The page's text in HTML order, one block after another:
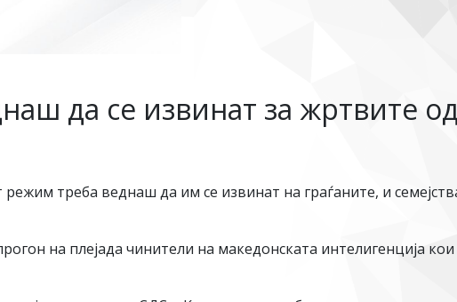
да се извинат за жртвите од
треба веднаш да им се извинат на граѓаните, и
на плејада чинители на македонската интелигенција